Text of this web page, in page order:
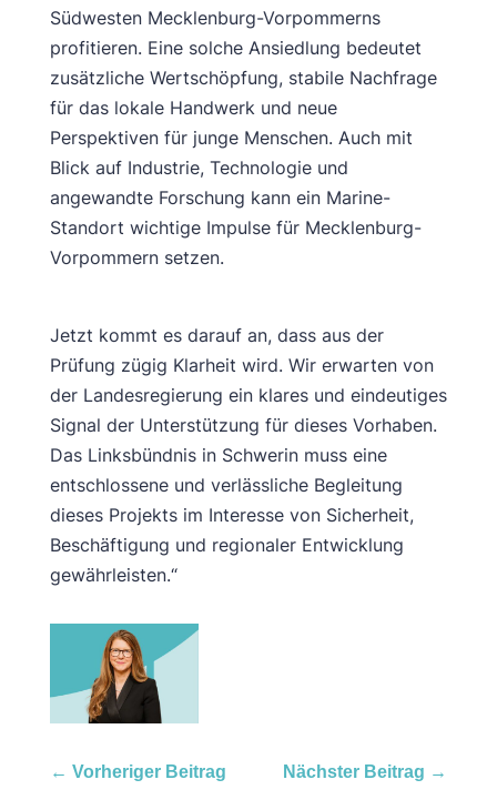
Südwesten Mecklenburg-Vorpommerns
profitieren. Eine solche Ansiedlung bedeutet
zusätzliche Wertschöpfung, stabile Nachfrage
für das lokale Handwerk und neue
Perspektiven für junge Menschen. Auch mit
Blick auf Industrie, Technologie und
angewandte Forschung kann ein Marine-
Standort wichtige Impulse für Mecklenburg-
Vorpommern setzen.
Jetzt kommt es darauf an, dass aus der
Prüfung zügig Klarheit wird. Wir erwarten von
der Landesregierung ein klares und eindeutiges
Signal der Unterstützung für dieses Vorhaben.
Das Linksbündnis in Schwerin muss eine
entschlossene und verlässliche Begleitung
dieses Projekts im Interesse von Sicherheit,
Beschäftigung und regionaler Entwicklung
gewährleisten.“
← Vorheriger Beitrag Nächster Beitrag →